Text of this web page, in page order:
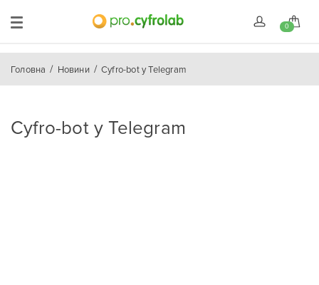
0
Головна Новини Cyfro-bot у Telegram
Cyfro-bot у Telegram